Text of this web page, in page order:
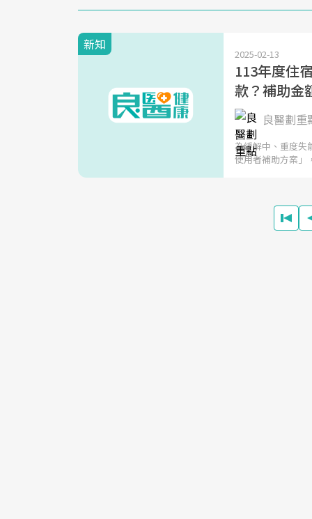
新知
2025-02-13
113年度住
款？補助金
良醫劃重
為緩解中、重度失
使用者補助方案」